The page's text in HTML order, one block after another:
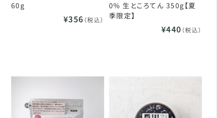
60g
¥356 （税込）
0% 生ところてん 350g【夏
季限定】
¥440 （税込）